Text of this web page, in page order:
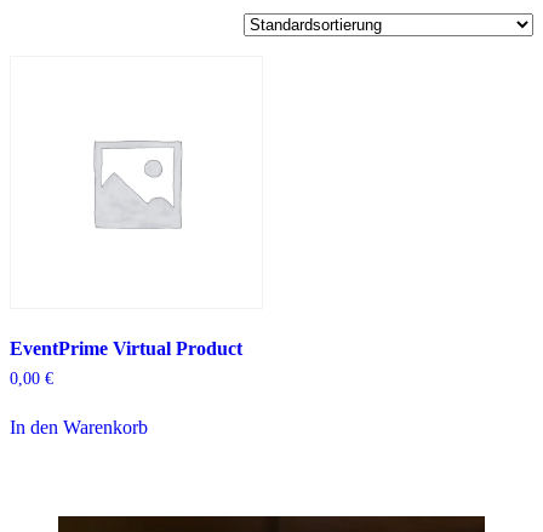
EventPrime Virtual Product
0,00 €
In den Warenkorb